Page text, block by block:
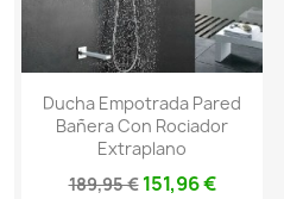
Ducha Empotrada Pared
Bañera Con Rociador
Extraplano
189,95 € 151,96 €